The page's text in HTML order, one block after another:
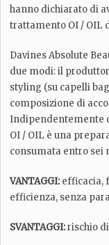
hanno dichiarato di
trattamento OI / OIL
Davines Absolute
due modi: il
styling (su capelli
composizione di
Indipendentemente
OI / OIL è una
consumata entro sei
VANTAGGI: efficacia,
efficienza, senza
SVANTAGGI:rischio